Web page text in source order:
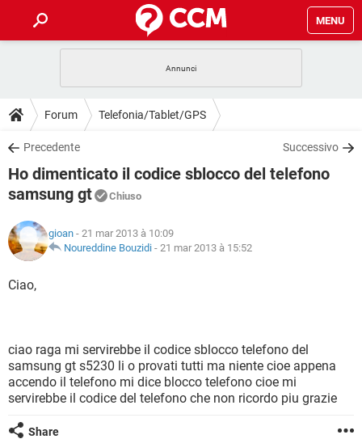
MENU
INTRATTENIMENTO ANDROID
iOS
INSTAGRAM WHATSAPP
TIKTOK
HARDWARE
GUIDE
COVID-19 GAMING
iOS
TIKTOK FACEBOOK
DOWNLOAD
COVID-19 GAMING
INTRATTENIMENTO
iOS
INSTAGRAM
TIKTOK
INTRATTENIMENTO ANDROID
HARDWARE
GLOSSARIO
COVID-19
INTRATTENIMENTO
TIKTOK FACEBOOK
HARDWARE
Forum Telefonia/Tablet/GPS
Precedente Successivo
Ho dimenticato il codice sblocco del telefono
samsung gt
Chiuso
gioan - 21 mar 2013 à 10:09
Noureddine Bouzidi - 21 mar 2013 à 15:52
Ciao,
ciao raga mi servirebbe il codice sblocco telefono del
samsung gt s5230 li o provati tutti ma niente cioe appena
accendo il telefono mi dice blocco telefono cioe mi
servirebbe il codice del telefono che non ricordo piu grazie
Share